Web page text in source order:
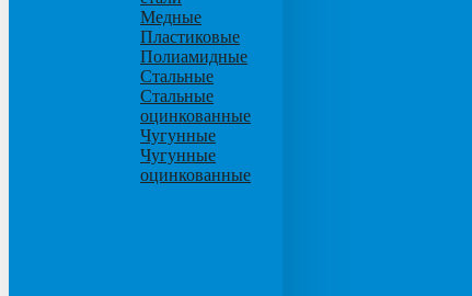
Медные
Пластиковые
Полиамидные
Стальные
Стальные
оцинкованные
Чугунные
Чугунные
оцинкованные